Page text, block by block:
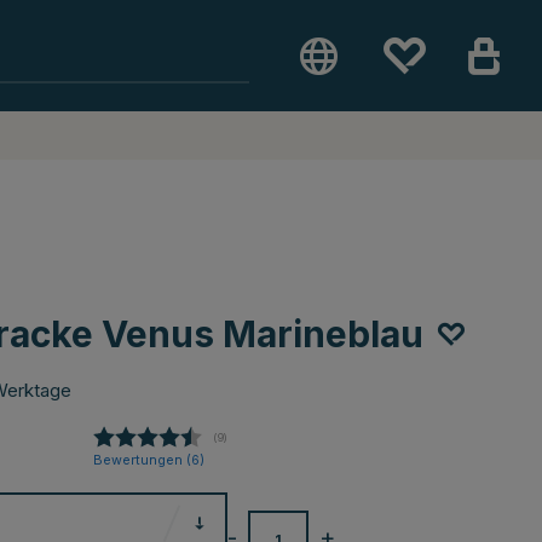
Venus Marineblau
(abgegebene bewertungen:
9)
Bewertungen (6)